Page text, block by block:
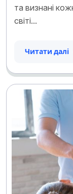
та визнані
світі...
Читати далі